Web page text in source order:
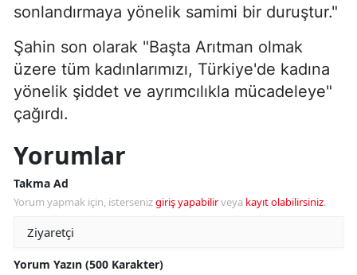
sonlandırmaya yönelik samimi bir duruştur."
Şahin son olarak "Başta Arıtman olmak
üzere tüm kadınlarımızı, Türkiye'de kadına
yönelik şiddet ve ayrımcılıkla mücadeleye"
çağırdı.
Yorumlar
Takma Ad
Yorum yapmak için, istersenizgiriş yapabilirveya kayıt olabilirsiniz.
Yorum Yazın (500 Karakter)